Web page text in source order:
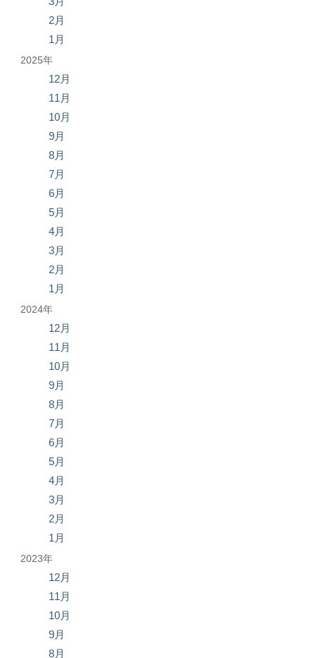
2月
1月
2025年
12月
11月
10月
9月
8月
7月
6月
5月
4月
3月
2月
1月
2024年
12月
11月
10月
9月
8月
7月
6月
5月
4月
3月
2月
1月
2023年
12月
11月
10月
9月
8月